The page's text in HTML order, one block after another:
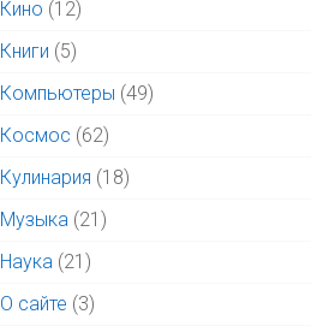
Кино (12)
Книги (5)
Компьютеры (49)
Космос (62)
Кулинария (18)
Музыка (21)
Наука (21)
О сайте (3)